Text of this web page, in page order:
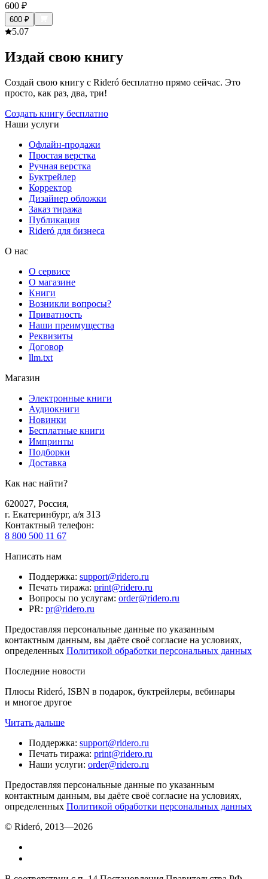
600 ₽
600 ₽
5.07
Издай свою книгу
Создай свою книгу с Rideró бесплатно прямо сейчас. Это
просто, как раз, два, три!
Создать книгу бесплатно
Наши услуги
Офлайн-продажи
Простая верстка
Ручная верстка
Буктрейлер
Корректор
Дизайнер обложки
Заказ тиража
Публикация
Rideró для бизнеса
О нас
О сервисе
О магазине
Книги
Возникли вопросы?
Приватность
Наши преимущества
Реквизиты
Договор
llm.txt
Магазин
Электронные книги
Аудиокниги
Новинки
Бесплатные книги
Импринты
Подборки
Доставка
Как нас найти?
620027, Россия,
г. Екатеринбург, а/я 313
Контактный телефон:
8 800 500 11 67
Написать нам
Поддержка: support@ridero.ru
Печать тиража: print@ridero.ru
Вопросы по услугам: order@ridero.ru
PR: pr@ridero.ru
Предоставляя персональные данные по указанным
контактным данным, вы даёте своё согласие на условиях,
определенных Политикой обработки персональных данных
Последние новости
Плюсы Rideró, ISBN в подарок, буктрейлеры, вебинары
и многое другое
Читать дальше
Поддержка: support@ridero.ru
Печать тиража: print@ridero.ru
Наши услуги: order@ridero.ru
Предоставляя персональные данные по указанным
контактным данным, вы даёте своё согласие на условиях,
определенных Политикой обработки персональных данных
© Rideró, 2013—2026